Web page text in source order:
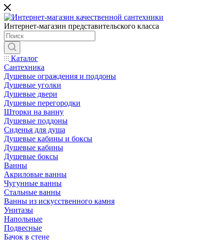
Интернет-магазин представительского класса
Каталог
Сантехника
Душевые ограждения и поддоны
Душевые уголки
Душевые двери
Душевые перегородки
Шторки на ванну
Душевые поддоны
Сиденья для душа
Душевые кабины и боксы
Душевые кабины
Душевые боксы
Ванны
Акриловые ванны
Чугунные ванны
Стальные ванны
Ванны из искусственного камня
Унитазы
Напольные
Подвесные
Бачок в стене